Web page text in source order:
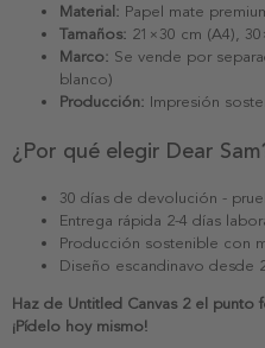
Material: Papel mate
Tamaños: 21×30 cm (A4),
Marco: Se vende por
blanco)
Producción: Impresión
¿Por qué elegir Dear
30 días de devolución -
Entrega rápida 2-4 días
Producción sostenible con
Diseño escandinavo desde
Haz de Untitled Canvas 2 el
¡Pídelo hoy mismo!